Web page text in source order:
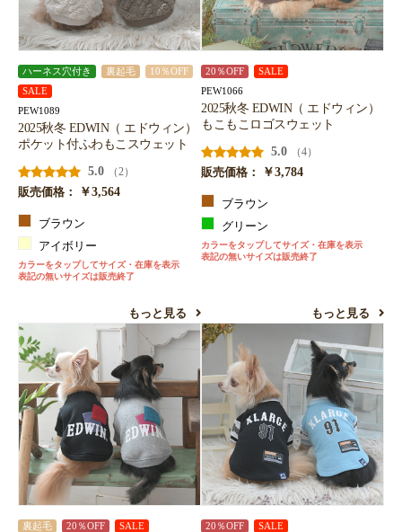
ハーネス穴付き 裏起毛
10％OFF
SALE
PEW1089
2025秋冬 EDWIN（ エドウィン）
ポケット付ふわもこスウェット
5.0
（2）
販売価格：
￥3,564
ブラウン
アイボリー
カラーをタップしてサイズ・在庫を表示
表記の無いサイズは販売終了
もっと見る
20％OFF SALE
PEW1066
2025秋冬 EDWIN（ エドウィン）
もこもこロゴスウェット
5.0
（4）
販売価格：
￥3,784
ブラウン
グリーン
カラーをタップしてサイズ・在庫を表示
表記の無いサイズは販売終了
もっと見る
裏起毛 20％OFF SALE 20％OFF SALE